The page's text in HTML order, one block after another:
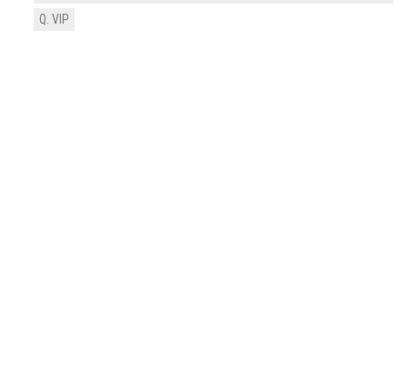
Q. VIP